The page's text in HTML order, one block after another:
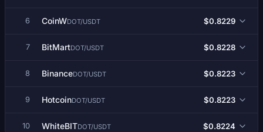
6 CoinWDOT/USDT $0.8229
7 BitMartDOT/USDT $0.8228
8 BinanceDOT/USDT $0.8223
9 HotcoinDOT/USDT $0.8223
10 WhiteBITDOT/USDT $0.8224